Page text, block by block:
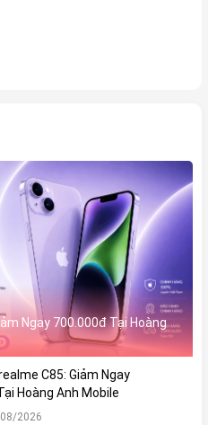
Ngay 700.000đ Tại Hoàng
C85: Giảm Ngay
Hoàng Anh Mobile
2026